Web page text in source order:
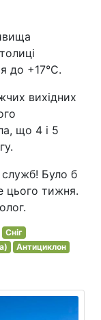
до +17°С.
вихідних
що 4 і 5
служб! Було б
цього тижня.
Сніг
Антициклон